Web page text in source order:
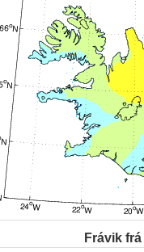
Frávik